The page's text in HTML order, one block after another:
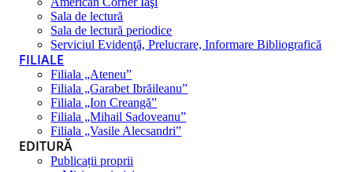
Sala de lectură
Sala de lectură periodice
Serviciul Evidenţă, Prelucrare, Informare Bibliografică
FILIALE
Filiala „Ateneu”
Filiala „Garabet Ibrăileanu”
Filiala „Ion Creangă”
Filiala „Mihail Sadoveanu”
Filiala „Vasile Alecsandri”
EDITURĂ
Publicații proprii